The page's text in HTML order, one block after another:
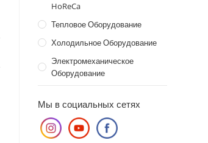
HoReCa
Тепловое Оборудование
Холодильное Оборудование
Электромеханическое
Оборудование
Мы в социальных сетях